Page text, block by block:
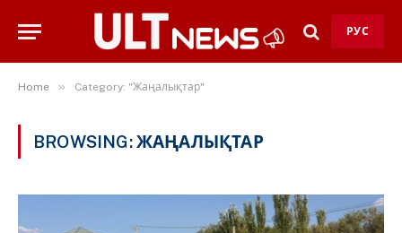
РУС
Home » Category: "Жаңалықтар"
BROWSING:ЖАҢАЛЫҚТАР